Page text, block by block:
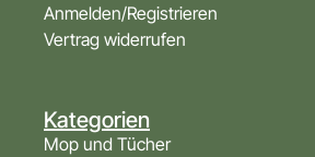
Anmelden/Registrieren
Vertrag widerrufen
Kategorien
Mop und Tücher